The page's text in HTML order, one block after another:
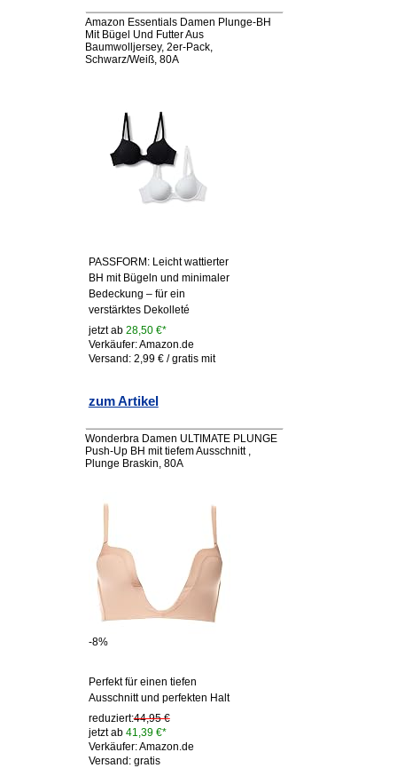
Amazon Essentials Damen Plunge-BH
Mit Bügel Und Futter Aus
Baumwolljersey, 2er-Pack,
Schwarz/Weiß, 80A
PASSFORM: Leicht wattierter
BH mit Bügeln und minimaler
Bedeckung – für ein
verstärktes Dekolleté
jetzt ab 28,50 €*
Verkäufer: Amazon.de
Versand: 2,99 € / gratis mit
zum Artikel
Wonderbra Damen ULTIMATE PLUNGE
Push-Up BH mit tiefem Ausschnitt ,
Plunge Braskin, 80A
-8%
Perfekt für einen tiefen
Ausschnitt und perfekten Halt
reduziert:44,95 €
jetzt ab 41,39 €*
Verkäufer: Amazon.de
Versand: gratis